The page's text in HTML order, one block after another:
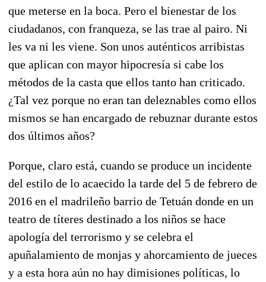
que meterse en la boca. Pero el bienestar de los
ciudadanos, con franqueza, se las trae al pairo. Ni
les va ni les viene. Son unos auténticos arribistas
que aplican con mayor hipocresía si cabe los
métodos de la casta que ellos tanto han criticado.
¿Tal vez porque no eran tan deleznables como ellos
mismos se han encargado de rebuznar durante estos
dos últimos años?
Porque, claro está, cuando se produce un incidente
del estilo de lo acaecido la tarde del 5 de febrero de
2016 en el madrileño barrio de Tetuán donde en un
teatro de títeres destinado a los niños se hace
apología del terrorismo y se celebra el
apuñalamiento de monjas y ahorcamiento de jueces
y a esta hora aún no hay dimisiones políticas, lo